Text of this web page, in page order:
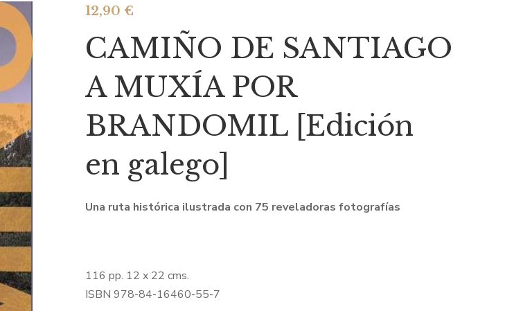
12,90 €
CAMIÑO DE SANTIAGO
A MUXÍA POR
BRANDOMIL [Edición
en galego]
Una ruta histórica ilustrada con 75 reveladoras fotografías
116 pp. 12 x 22 cms.
ISBN 978-84-16460-55-7